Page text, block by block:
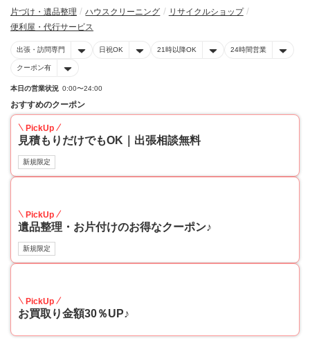
片づけ・遺品整理 ハウスクリーニング
リサイクルショップ
便利屋・代行サービス
出張・訪問専門 日祝OK 21時以降OK 24時間営業
クーポン有
本日の営業状況 0:00〜24:00
おすすめのクーポン
PickUp
見積もりだけでもOK｜出張相談無料
新規限定
PickUp
遺品整理・お片付けのお得なクーポン♪
新規限定
PickUp
お買取り金額30％UP♪